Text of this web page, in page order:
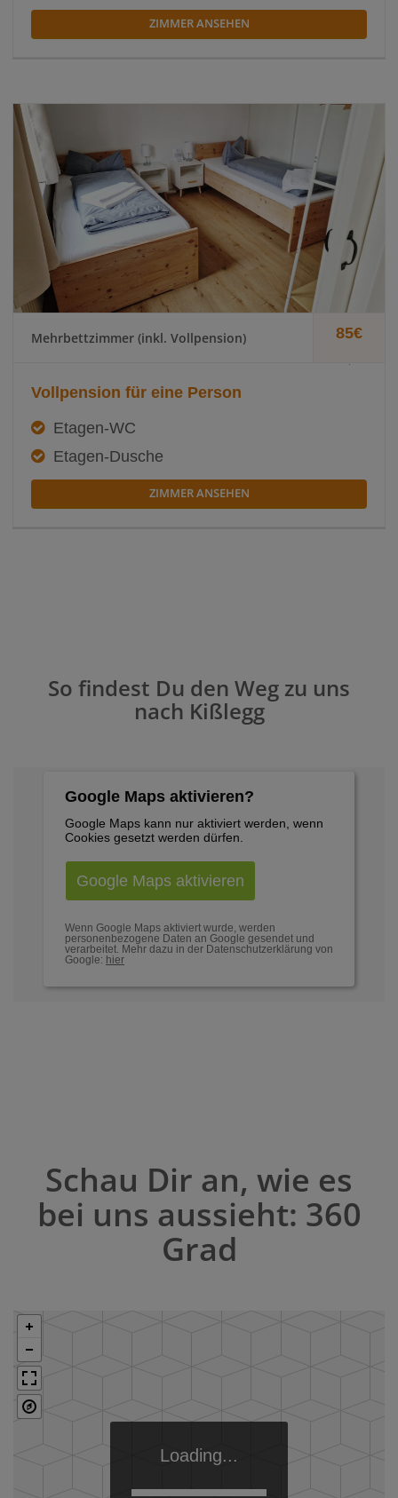
ZIMMER ANSEHEN
Mehrbettzimmer (inkl. Vollpension) 85€
Vollpension für eine Person
Etagen-WC
Etagen-Dusche
ZIMMER ANSEHEN
So findest Du den Weg zu uns
nach Kißlegg
Google Maps aktivieren?
Google Maps kann nur aktiviert werden, wenn
Cookies gesetzt werden dürfen.
Google Maps aktivieren
Wenn Google Maps aktiviert wurde, werden
personenbezogene Daten an Google gesendet und
verarbeitet. Mehr dazu in der Datenschutzerklärung von
Google: hier
Schau Dir an, wie es
bei uns aussieht: 360
Grad
Loading...